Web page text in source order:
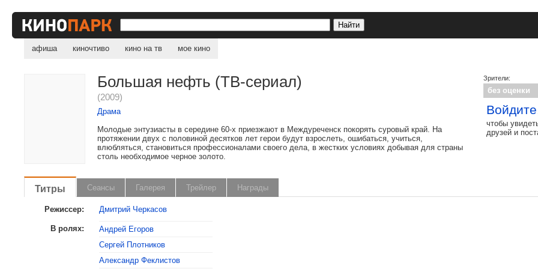
афиша киночтиво кино на тв мое кино
Большая нефть (ТВ-сериал)
(2009)
Драма
Молодые энтузиасты в середине 60-х приезжают в Междуреченск покорять суровый край. На
протяжении двух с половиной десятков лет герои будут взрослеть, ошибаться, учиться,
влюбляться, становиться профессионалами своего дела, в жестких условиях добывая для страны
столь необходимое черное золото.
Зрители:
без оценки
Войдите
чтобы
друзей и
Титры Сеансы Галерея Трейлер Награды
Режиссер: Дмитрий Черкасов
В ролях:
Андрей Егоров
Сергей Плотников
Александр Феклистов